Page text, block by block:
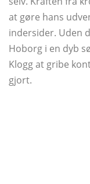
at gøre hans
indersider. Uden
Hoborg i en dyb
Klogg at gribe
gjort.